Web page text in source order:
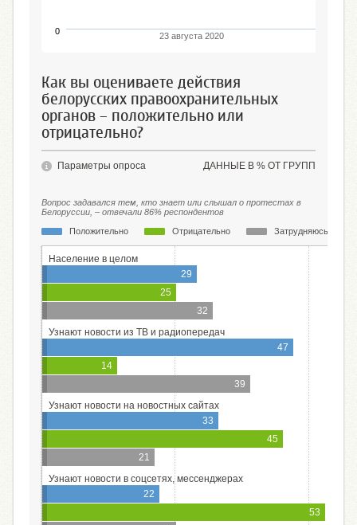
23 августа 2020
0
Как вы оцениваете действия
белорусских правоохранительных
органов – положительно или
отрицательно?
ДАННЫЕ В % ОТ ГРУПП
Параметры опроса
Вопрос задавался тем, кто знает или слышал о протестах в
Белоруссии, – отвечали 86% респондентов
Положительно
Отрицательно Затрудняюсь
Население в целом
29
25
32
Узнают новости из ТВ и радиопередач
47
14
39
Узнают новости на новостных сайтах
33
45
21
Узнают новости в соцсетях, мессенджерах
22
53